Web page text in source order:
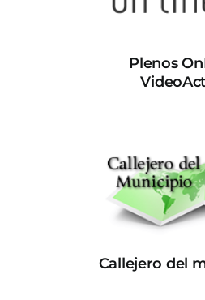
Plenos
Callejero del